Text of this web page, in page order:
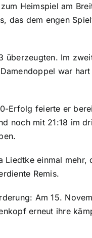
Heimspiel am
das dem engen
überzeugten. Im
war
Erfolg feierte er
noch mit 21:18 im
Liedtke einmal mehr,
Remis.
Am 15.
erneut ihre